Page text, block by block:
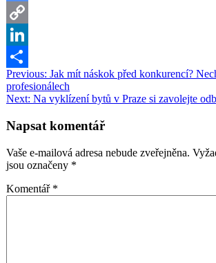
Google
Translate
Copy
Link
LinkedIn
Share
Navigace
pro
Previous: Jak mít náskok před konkurencí?
profesionálech
Next: Na vyklízení bytů v Praze si zavolejte
Napsat komentář
Vaše e-mailová adresa nebude zveřejněna.
jsou označeny *
Komentář *